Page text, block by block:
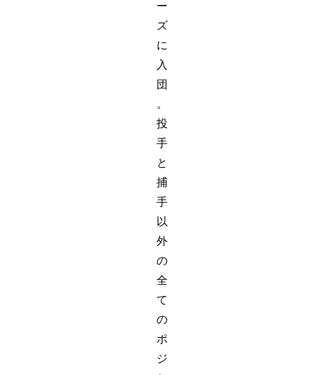
ー
ズ
に
入
団
。
投
手
と
捕
手
以
外
の
全
て
の
ポ
ジ